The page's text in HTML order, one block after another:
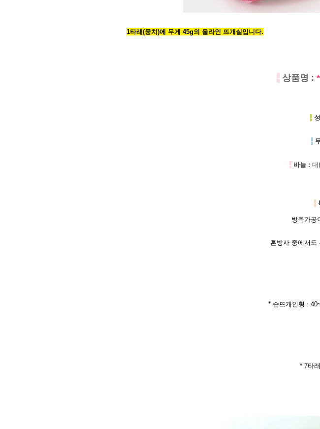
1타래(뭉치)에 무게 45g의 울라인 뜨개실입니다.
- 상품명 :
-
-
- 바늘 : 대
-
방축가공
혼방사 중에서도
* 손뜨개인형 :
* 7타